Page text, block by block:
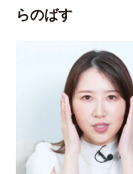
らのばす